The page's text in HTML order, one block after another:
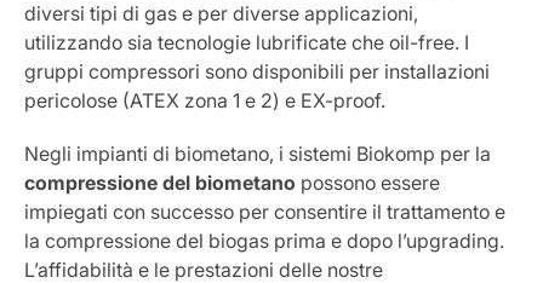
diversi tipi di gas e per diverse applicazioni,
utilizzando sia tecnologie lubrificate che oil-free. I
gruppi compressori sono disponibili per installazioni
pericolose (ATEX zona 1 e 2) e EX-proof.
Negli impianti di biometano, i sistemi Biokomp per la
compressione del biometano possono essere
impiegati con successo per consentire il trattamento e
la compressione del biogas prima e dopo l’upgrading.
L’affidabilità e le prestazioni delle nostre